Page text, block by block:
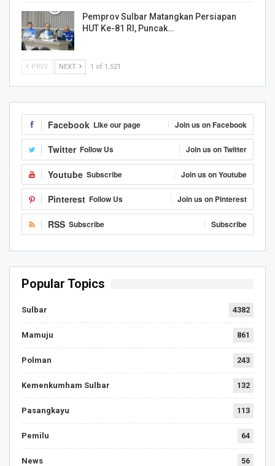
Pemprov Sulbar Matangkan Persiapan
HUT Ke-81 RI, Puncak…
PREV NEXT 1 of 1,521
Facebook Like our page Join us on Facebook
Twitter Follow Us Join us on Twitter
Youtube Subscribe Join us on Youtube
Pinterest Follow Us Join us on Pinterest
RSS Subscribe Subscribe
Popular Topics
Sulbar 4382
Mamuju 861
Polman 243
Kemenkumham Sulbar 132
Pasangkayu 113
Pemilu 64
News 56